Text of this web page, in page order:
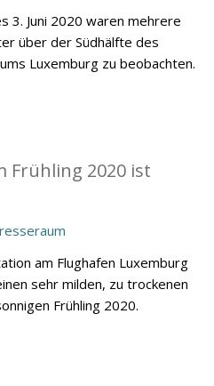
3. Juni 2020 waren mehrere
über der Südhälfte des
Luxemburg zu beobachten.
Frühling 2020 ist
am Flughafen Luxemburg
sehr milden, zu trockenen
Frühling 2020.